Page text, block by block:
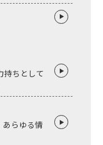
持ちとして
あらゆる情